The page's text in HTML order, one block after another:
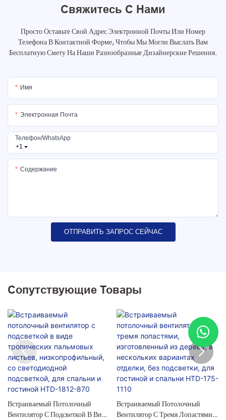
Свяжитесь С Нами
Просто Оставьте Свой Адрес Электронной Почты Или Номер
Телефона В Контактной Форме, Чтобы Мы Могли Выслать Вам
Бесплатную Смету На Наши Разнообразные Дизайнерские Решения.
Имя
Электронная Почта
+1
Телефон/WhatsApp
Содержание
ОТПРАВИТЬ ЗАПРОС СЕЙЧАС
Сопутствующие Товары
Встраиваемый Потолочный
Вентилятор С Подсветкой В ​​виде
Встраиваемый Потолочный
Вентилятор С Тремя Лопастями,